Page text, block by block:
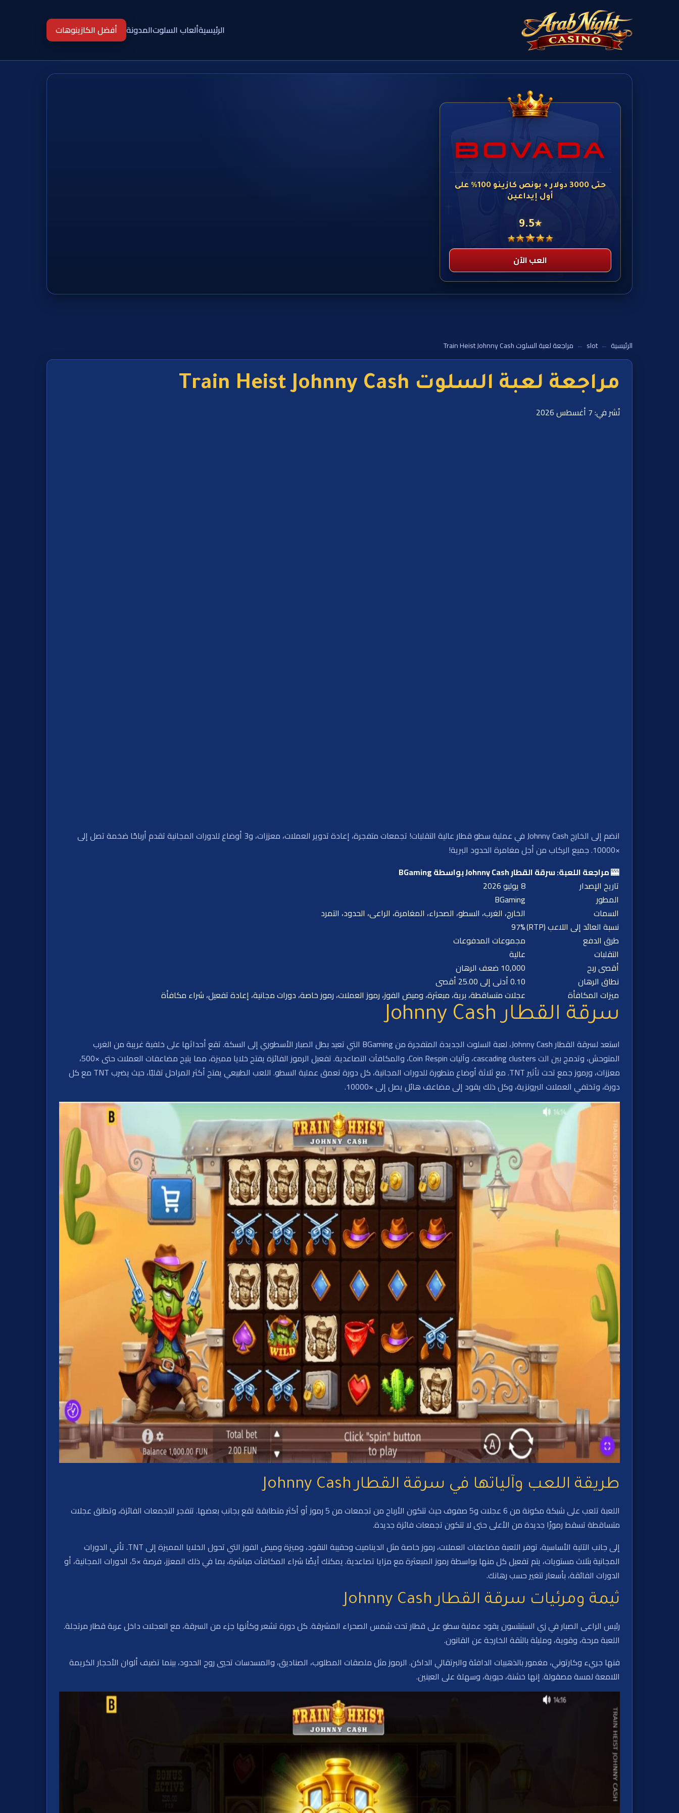
الرئيسيةألعاب السلوتالمدونة أفضل الكازينوهات
حتى 3000 دولار + بونص كازينو 100% على
أول إيداعين
★
9.5
العب الآن
الرئيسية ←
slot
← مراجعة لعبة السلوت Train Heist Johnny Cash
مراجعة لعبة السلوت Train Heist Johnny Cash
نُشر في: 7 أغسطس 2026
انضم إلى الخارج Johnny Cash في عملية سطو قطار عالية التقلبات! تجمعات متفجرة، إعادة تدوير العملات، معززات، و3 أوضاع للدورات المجانية تقدم أرباحًا ضخمة تصل إلى
×10000. جميع الركاب من أجل مغامرة الحدود البرية!
🎰 مراجعة اللعبة: سرقة القطار Johnny Cash بواسطة BGaming
تاريخ الإصدار
8 يوليو 2026
المطور
BGaming
السمات
الخارج، الغرب، السطو، الصحراء، المغامرة، الراعى، الحدود، التمرد
نسبة العائد إلى اللاعب (RTP)
97%
طرق الدفع
مجموعات المدفوعات
التقلبات
عالية
أقصى ربح
10,000 ضعف الرهان
نطاق الرهان
0.10 أدنى إلى 25.00 أقصى
ميزات المكافأة
عجلات متساقطة، برية، مبعثرة، وميض الفوز، رموز العملات، رموز خاصة، دورات مجانية، إعادة تفعيل، شراء مكافأة
سرقة القطار Johnny Cash
استعد لسرقة القطار Johnny Cash، لعبة السلوت الجديدة المتفجرة من BGaming التي تعيد بطل الصبار الأسطوري إلى السكة. تقع أحداثها على خلفية غريبة من الغرب
المتوحش، وتدمج بين الت cascading clusters، وآليات Coin Respin، والمكافآت التصاعدية. تفعيل الرموز الفائزة يفتح خلايا مميزة، مما يتيح مضاعفات العملات حتى ×500،
معززات، ورموز جمع تحت تأثير TNT. مع ثلاثة أوضاع متطورة للدورات المجانية، كل دورة تعمق عملية السطو. اللعب الطبيعي يفتح أكثر المراحل تقلبًا، حيث يضرب TNT مع كل
دورة، وتختفي العملات البرونزية، وكل ذلك يقود إلى مضاعف هائل يصل إلى ×10000.
طريقة اللعب وآلياتها في سرقة القطار Johnny Cash
اللعبة تلعب على شبكة مكونة من 6 عجلات و5 صفوف حيث تتكون الأرباح من تجمعات من 5 رموز أو أكثر متطابقة تقع بجانب بعضها. تتفجر التجمعات الفائزة، وتطلق عجلات
متساقطة تسقط رموزًا جديدة من الأعلى حتى لا تتكون تجمعات فائزة جديدة.
إلى جانب الآلية الأساسية، توفر اللعبة مضاعفات العملات، رموز خاصة مثل الديناميت وحقيبة النقود، وميزة وميض الفوز التي تحول الخلايا المميزة إلى TNT. تأتي الدورات
المجانية بثلاث مستويات، يتم تفعيل كل منها بواسطة رموز المبعثرة مع مزايا تصاعدية. يمكنك أيضًا شراء المكافآت مباشرة، بما في ذلك المعزز، فرصة ×5، الدورات المجانية، أو
الدورات الفائقة، بأسعار تتغير حسب رهانك.
ثيمة ومرئيات سرقة القطار Johnny Cash
رئيس الراعى الصبار في زي الستيتسون يقود عملية سطو على قطار تحت شمس الصحراء المشرقة. كل دورة تشعر وكأنها جزء من السرقة، مع العجلات داخل عربة قطار مرتجلة.
اللعبة مرحة، وقوية، ومليئة بالثقة الخارجة عن القانون.
فنها جريء وكارتوني، مغمور بالذهبيات الدافئة والبرتقالي الداكن. الرموز مثل ملصقات المطلوب، الصناديق، والمسدسات تحيي روح الحدود، بينما تضيف ألوان الأحجار الكريمة
اللامعة لمسة مصقولة. إنها خشنة، حيوية، وسهلة على العينين.